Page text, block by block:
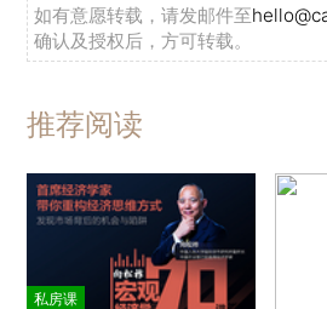
如有意愿转载，请发邮件至
确认及授权后，方可转载。
推荐阅读
私房课